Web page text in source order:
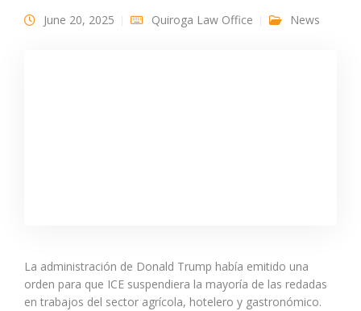
June 20, 2025 Quiroga Law Office News
La administración de Donald Trump había emitido una
orden para que ICE suspendiera la mayoría de las redadas
en trabajos del sector agrícola, hotelero y gastronómico.